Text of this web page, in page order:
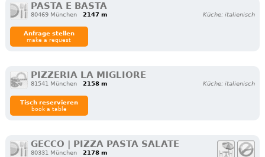
PASTA E BASTA
80469 München 2147 m Küche: italienisch
Anfrage stellen
make a request
PIZZERIA LA MIGLIORE
81541 München 2158 m Küche: italienisch
Tisch reservieren
book a table
GECCO | PIZZA PASTA SALATE
80331 München
2178 m